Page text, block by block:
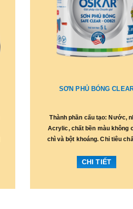
SƠN PHỦ BÓNG
Thành phần cấu tạo: Nước,
Acrylic, chất bền màu không
chì và bột khoáng. Chỉ tiêu
CHI TIẾT